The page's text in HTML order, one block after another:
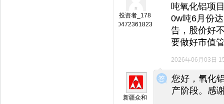
投资者_178
0472361823
吨氧化铝项
0w吨6月份
告，股价好
要做好市值
2026年06月03日
◆
◆
新疆众和
您好，氧化
产阶段。感